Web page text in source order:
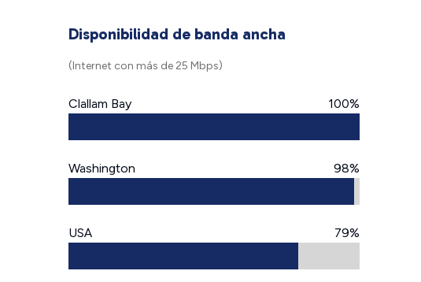
Disponibilidad de banda ancha
(Internet con más de 25 Mbps)
Clallam Bay 100%
Washington 98%
USA 79%